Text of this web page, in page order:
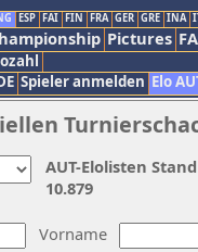
ESP FAI FIN FRA GER GRE INA
Pictures
Spieler anmelden Elo
Vorname
AUT-Elolisten
10.879